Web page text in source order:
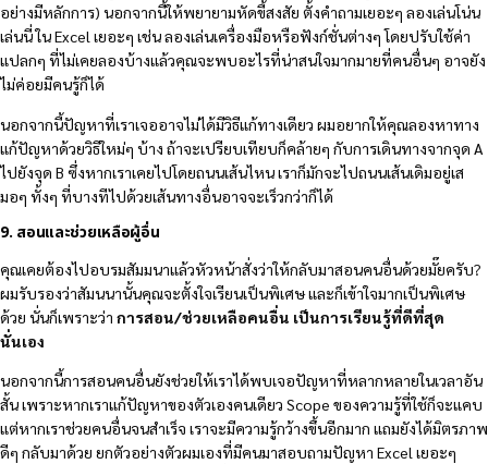
อย่างมีหลักการ) นอกจากนี้ให้พยายามหัดขี้สงสัย ตั้งคำถามเยอะๆ ลองเล่นโน่น
เล่นนี่ ใน Excel เยอะๆ เช่น ลองเล่นเครื่องมือหรือฟังก์ชั่นต่างๆ โดยปรับใช้ค่า
แปลกๆ ที่ไม่เคยลองบ้างแล้วคุณจะพบอะไรที่น่าสนใจมากมายที่คนอื่นๆ อาจยัง
ไม่ค่อยมีคนรู้ก็ได้
นอกจากนี้ปัญหาที่เราเจออาจไม่ได้มีวิธีแก้ทางเดียว ผมอยากให้คุณลองหาทาง
แก้ปัญหาด้วยวิธีใหม่ๆ บ้าง ถ้าจะเปรียบเทียบก็คล้ายๆ กับการเดินทางจากจุด A
ไปยังจุด B ซึ่งหากเราเคยไปโดยถนนเส้นไหน เราก็มักจะไปถนนเส้นเดิมอยู่เส
มอๆ ทั้งๆ ที่บางทีไปด้วยเส้นทางอื่นอาจจะเร็วกว่าก็ได้
9. สอนและช่วยเหลือผู้อื่น
คุณเคยต้องไปอบรมสัมมนาแล้วหัวหน้าสั่งว่าให้กลับมาสอนคนอื่นด้วยมั๊ยครับ?
ผมรับรองว่าสัมนนานั้นคุณจะตั้งใจเรียนเป็นพิเศษ และก็เข้าใจมากเป็นพิเศษ
ด้วย นั่นก็เพราะว่า การสอน/ช่วยเหลือคนอื่น เป็นการเรียนรู้ที่ดีที่สุด
นั่นเอง
นอกจากนี้การสอนคนอื่นยังช่วยให้เราได้พบเจอปัญหาที่หลากหลายในเวลาอัน
สั้น เพราะหากเราแก้ปัญหาของตัวเองคนเดียว Scope ของความรู้ที่ใช้ก็จะแคบ
แต่หากเราช่วยคนอื่นจนสำเร็จ เราจะมีความรู้กว้างขึ้นอีกมาก แถมยังได้มิตรภาพ
ดีๆ กลับมาด้วย ยกตัวอย่างตัวผมเองที่มีคนมาสอบถามปัญหา Excel เยอะๆ